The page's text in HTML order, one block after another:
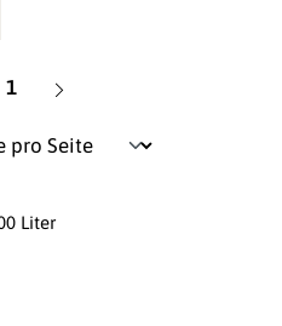
Seite
1
Liter